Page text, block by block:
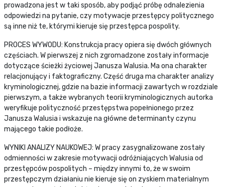
prowadzona jest w taki sposób, aby podjąć próbę odnalezienia
odpowiedzi na pytanie, czy motywacje przestępcy politycznego
są inne niż te, którymi kieruje się przestępca pospolity.
PROCES WYWODU: Konstrukcja pracy opiera się dwóch głównych
częściach. W pierwszej z nich zgromadzone zostały informacje
dotyczące ścieżki życiowej Janusza Walusia. Ma ona charakter
relacjonujący i faktograficzny. Część druga ma charakter analizy
kryminologicznej, gdzie na bazie informacji zawartych w rozdziale
pierwszym, a także wybranych teorii kryminologicznych autorka
weryfikuje polityczność przestępstwa popełnionego przez
Janusza Walusia i wskazuje na główne determinanty czynu
mającego takie podłoże.
WYNIKI ANALIZY NAUKOWEJ: W pracy zasygnalizowane zostały
odmienności w zakresie motywacji odróżniających Walusia od
przestępców pospolitych – między innymi to, że w swoim
przestępczym działaniu nie kieruje się on zyskiem materialnym